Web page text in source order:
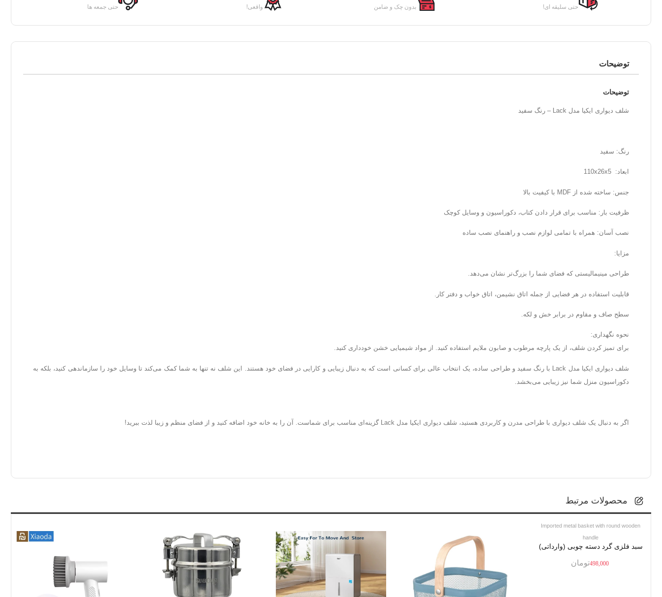
حتی سلیقه ای! بدون چک و ضامن واقعی! حتی جمعه ها
توضیحات
توضیحات
شلف دیواری ایکیا مدل Lack – رنگ سفید
رنگ: سفید
ابعاد: 110x26x5
جنس: ساخته شده از MDF با کیفیت بالا
ظرفیت بار: مناسب برای قرار دادن کتاب، دکوراسیون و وسایل کوچک
نصب آسان: همراه با تمامی لوازم نصب و راهنمای نصب ساده
مزایا:
طراحی مینیمالیستی که فضای شما را بزرگ‌تر نشان می‌دهد.
قابلیت استفاده در هر فضایی از جمله اتاق نشیمن، اتاق خواب و دفتر کار.
سطح صاف و مقاوم در برابر خش و لکه.
نحوه نگهداری:
برای تمیز کردن شلف، از یک پارچه مرطوب و صابون ملایم استفاده کنید. از مواد شیمیایی خشن خودداری کنید.
شلف دیواری ایکیا مدل Lack با رنگ سفید و طراحی ساده، یک انتخاب عالی برای کسانی است که به دنبال زیبایی و کارایی در فضای خود هستند. این شلف نه تنها به شما کمک می‌کند تا وسایل خود را سازماندهی کنید، بلکه به
دکوراسیون منزل شما نیز زیبایی می‌بخشد.
اگر به دنبال یک شلف دیواری با طراحی مدرن و کاربردی هستید، شلف دیواری ایکیا مدل Lack گزینه‌ای مناسب برای شماست. آن را به خانه خود اضافه کنید و از فضای منظم و زیبا لذت ببرید!
محصولات مرتبط
Imported metal basket with round wooden
handle
سبد فلزی گرد دسته چوبی (وارداتی)
تومان